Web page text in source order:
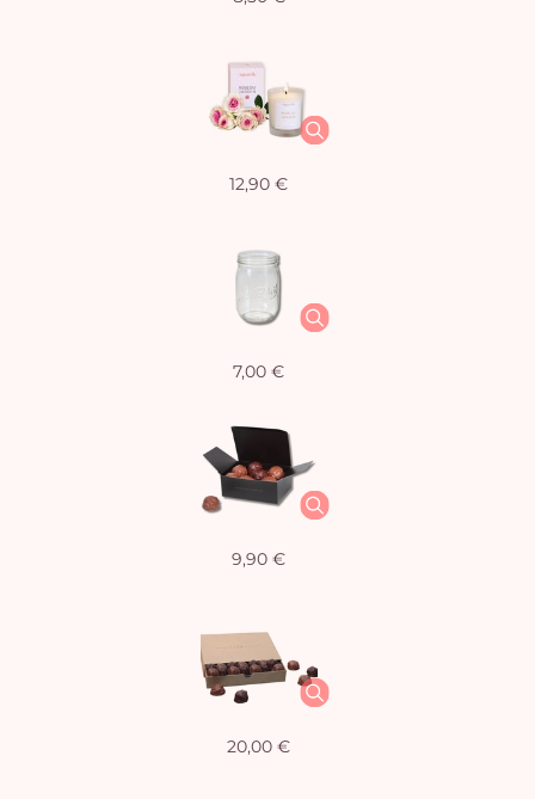
12,90 €
7,00 €
9,90 €
20,00 €